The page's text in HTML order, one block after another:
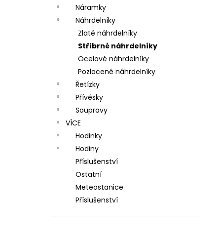
Náramky
Náhrdelníky
Zlaté náhrdelníky
Stříbrné náhrdelníky
Ocelové náhrdelníky
Pozlacené náhrdelníky
Řetízky
Přívěsky
Soupravy
VÍCE
Hodinky
Hodiny
Příslušenství
Ostatní
Meteostanice
Příslušenství